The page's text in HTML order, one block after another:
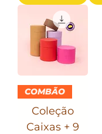
COMBÃO
Coleção
Caixas + 9